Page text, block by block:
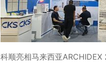
科顺亮相马来西亚